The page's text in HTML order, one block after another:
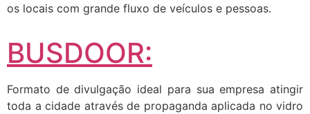
os locais com grande fluxo de veículos e pessoas.
BUSDOOR:
Formato de divulgação ideal para sua empresa atingir
toda a cidade através de propaganda aplicada no vidro